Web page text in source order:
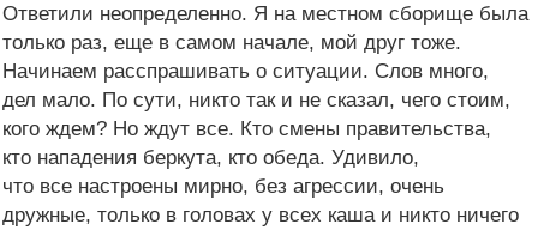
Ответили неопределенно. Я на местном сборище была
только раз, еще в самом начале, мой друг тоже.
Начинаем расспрашивать о ситуации. Слов много,
дел мало. По сути, никто так и не сказал, чего стоим,
кого ждем? Но ждут все. Кто смены правительства,
кто нападения беркута, кто обеда. Удивило,
что все настроены мирно, без агрессии, очень
дружные, только в головах у всех каша и никто ничего